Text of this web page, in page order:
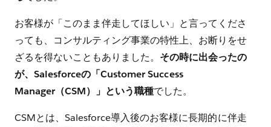
お客様が「このまま伴走してほしい」と言ってくださ
っても、コンサルティング事業の特性上、お断りをせ
ざるを得ないこともありました。 その時に出会ったの
が、Salesforceの「Customer Success
Manager（CSM）」という職種でした。
CSMとは、Salesforce導入後のお客様に長期的に伴走